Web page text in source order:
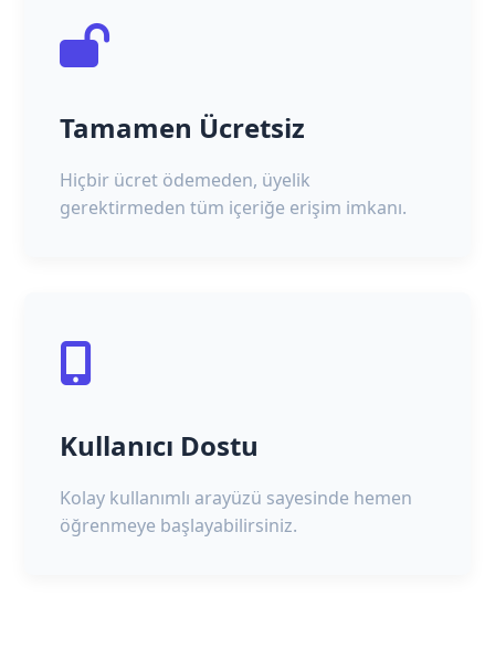
Tamamen Ücretsiz
Hiçbir ücret ödemeden, üyelik
gerektirmeden tüm içeriğe erişim imkanı.
Kullanıcı Dostu
Kolay kullanımlı arayüzü sayesinde hemen
öğrenmeye başlayabilirsiniz.